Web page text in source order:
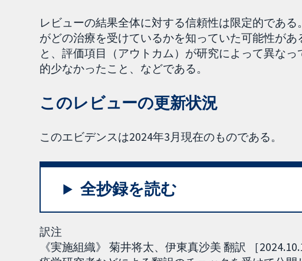
レビューの結果全体に対する信頼性は限定的であ
がどの治療を受けているかを知っていた可能性が
と、評価項目（アウトカム）が研究によって異な
的少なかったこと、などである。
このレビューの更新状況
このエビデンスは2024年3月現在のものである。
全抄録を読む
訳注
《実施組織》 菊井将太、伊東真沙美 翻訳 ［